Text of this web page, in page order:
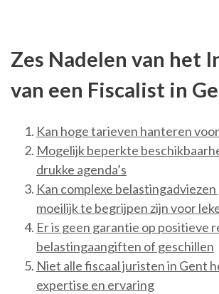
Zes Nadelen van het
van een Fiscalist in
Kan hoge tarieven hanteren
Mogelijk beperkte
drukke agenda’s
Kan complexe
moeilijk te begrijpen zijn voor
Er is geen garantie op positieve
belastingaangiften of geschillen
Niet alle fiscaal juristen in Gent
expertise en ervaring